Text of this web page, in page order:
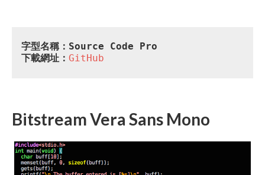
字型名稱：Source Code Pro
下載網址： GitHub
Bitstream Vera Sans Mono